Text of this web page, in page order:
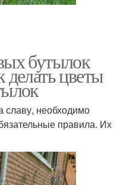
бутылок
цветы
славу, необходимо
правила. Их